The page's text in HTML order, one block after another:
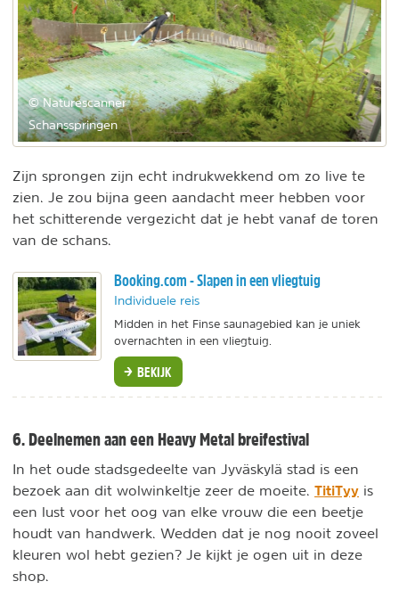
© Naturescanner
Schansspringen
Zijn sprongen zijn echt indrukwekkend om zo live te
zien. Je zou bijna geen aandacht meer hebben voor
het schitterende vergezicht dat je hebt vanaf de toren
van de schans.
Booking.com - Slapen in een vliegtuig
Individuele reis
Midden in het Finse saunagebied kan je uniek
overnachten in een vliegtuig.
BEKIJK
6. Deelnemen aan een Heavy Metal breifestival
In het oude stadsgedeelte van Jyväskylä stad is een
bezoek aan dit wolwinkeltje zeer de moeite. TitiTyy is
een lust voor het oog van elke vrouw die een beetje
houdt van handwerk. Wedden dat je nog nooit zoveel
kleuren wol hebt gezien? Je kijkt je ogen uit in deze
shop.